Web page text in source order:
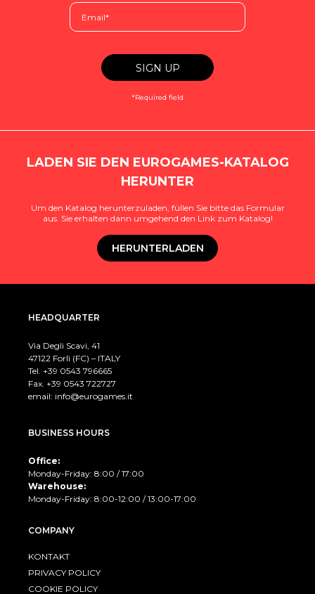
*Required field
LADEN SIE DEN EUROGAMES-KATALOG
HERUNTER
Um den Katalog herunterzuladen, füllen Sie bitte das Formular
aus. Sie erhalten dann umgehend den Link zum Katalog!
HERUNTERLADEN
HEADQUARTER
Via Degli Scavi, 41
47122 Forlì (FC) – ITALY
Tel. +39 0543 796665
Fax. +39 0543 722727
email: info@eurogames.it
BUSINESS HOURS
Office:
Monday-Friday: 8:00 / 17:00
Warehouse:
Monday-Friday: 8:00-12:00 / 13:00-17:00
COMPANY
KONTAKT
PRIVACY POLICY
COOKIE POLICY